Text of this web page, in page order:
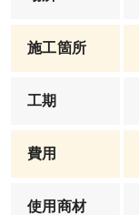
施工箇所
工期
費用
使用商材